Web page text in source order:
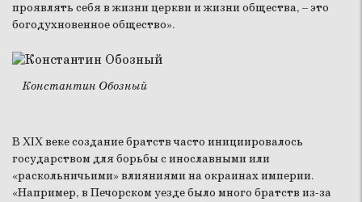
проявлять себя в жизни церкви и жизни общества, – это
богодухновенное общество».
Константин Обозный
В XIX веке создание братств часто инициировалось
государством для борьбы с инославными или
«раскольничьими» влияниями на окраинах империи.
«Например, в Печорском уезде было много братств из-за